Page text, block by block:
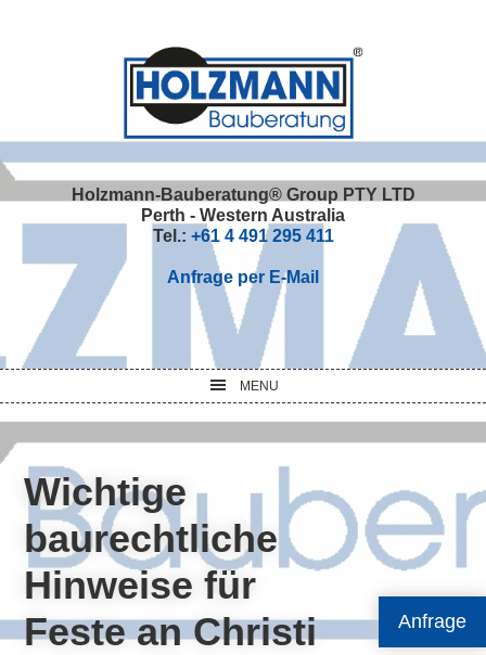
Anfrage
Holzmann-Bauberatung® Group PTY LTD
Perth - Western Australia
Tel.: +61 4 491 295 411
Anfrage per E-Mail
MENU
Wichtige
baurechtliche
Hinweise für
Feste an Christi